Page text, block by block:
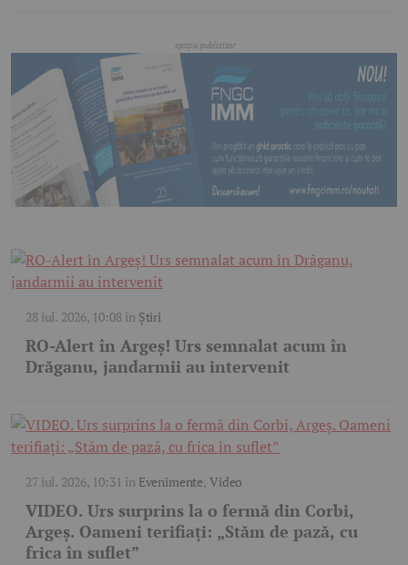
28 iul. 2026, 10:08în Știri
RO-Alert în Argeș! Urs semnalat acum în
Drăganu, jandarmii au intervenit
27 iul. 2026, 10:31 în Evenimente,Video
VIDEO. Urs surprins la o fermă din Corbi,
Argeș. Oameni terifiați: „Stăm de pază, cu
frica în suflet”